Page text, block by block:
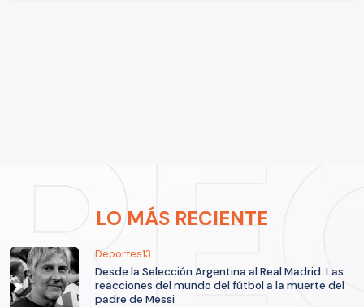
LO MÁS RECIENTE
Deportes13
Desde la Selección Argentina al Real Madrid: Las
reacciones del mundo del fútbol a la muerte del
padre de Messi